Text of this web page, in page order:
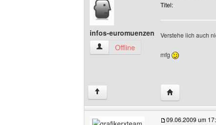
infos-euromuenzen
infos-euromuenzen Benutzer-Profile
Offline
Titel:
Verstehe iich auch
mfg
↑ Website dieses
09.06.2009 um